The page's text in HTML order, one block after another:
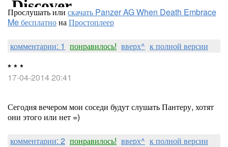
Прослушать или скачать Panzer AG When Death Embrace
Me бесплатнонаПростоплеер
комментарии: 1 понравилось! вверх^ к полной версии
* * *
17-04-2014 20:41
Сегодня вечером мои соседи будут слушать Пантеру, хотят
они этого или нет =)
комментарии: 2 понравилось! вверх^ к полной версии